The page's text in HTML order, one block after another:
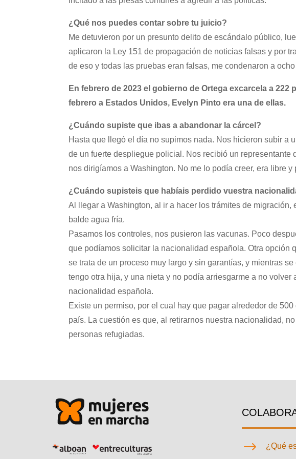
¿Qué nos puedes contar sobre tu juicio?
Me detuvieron por un presunto delito de escándalo público,
aplicaron la Ley 151 de propagación de noticias falsas y por
de eso y todas las pruebas eran falsas, me condenaron a
En febrero de 2023 el gobierno de Ortega excarcela a
febrero a Estados Unidos, Evelyn Pinto era una de ellas.
¿Cuándo supiste que ibas a abandonar la cárcel?
Hasta que llegó el día no supimos nada. Nos hicieron subir a
de un fuerte despliegue policial. Nos recibió un
nos dirigíamos a Washington. No me lo podía creer, era libre y
¿Cuándo supisteis que habíais perdido vuestra
Al llegar a Washington, al ir a hacer los trámites de
balde agua fría.
Pasamos los controles, nos pusieron las vacunas. Poco
que podíamos solicitar la nacionalidad española. Otra opción
se trata de un proceso muy largo y sin garantías, y mientras
tengo otra hija, y una nieta y no podía arriesgarme a no
nacionalidad española.
Existe un permiso, por el cual hay que pagar alrededor de
país. La cuestión es que, al retirarnos nuestra nacionalidad,
personas refugiadas.
$ ¿Qué